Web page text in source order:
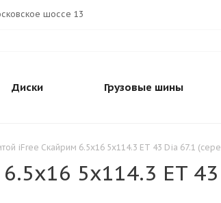
шоссе 13
Диски Грузовые шины
iFree Скайрим 6.5x16 5x114.3 ET 43 Dia 67.1
5x114.3 ET 43